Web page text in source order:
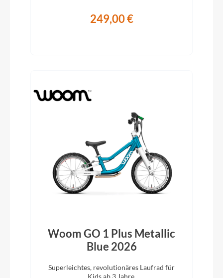
249,00 €
Woom GO 1 Plus Metallic
Blue 2026
Superleichtes, revolutionäres Laufrad für